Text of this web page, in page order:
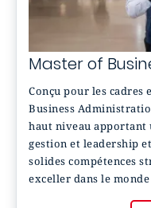
Master of
Conçu pour les
Business
haut niveau apportant
gestion et leadership
solides compétences
exceller dans le